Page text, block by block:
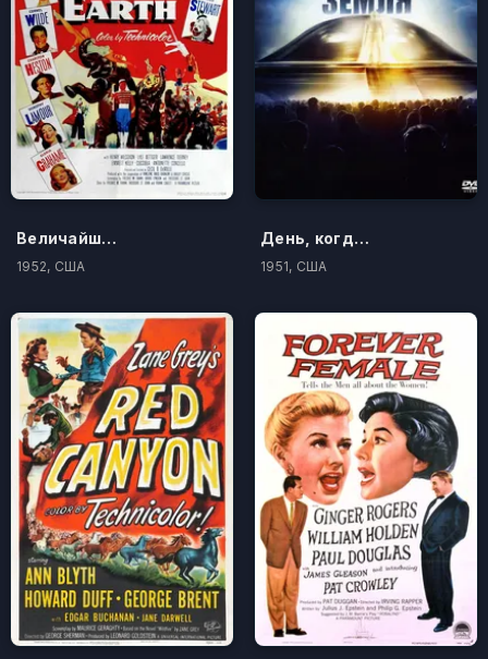
Величайшее шоу мира
1952, США
День, когда остановилась Земля
1951, США